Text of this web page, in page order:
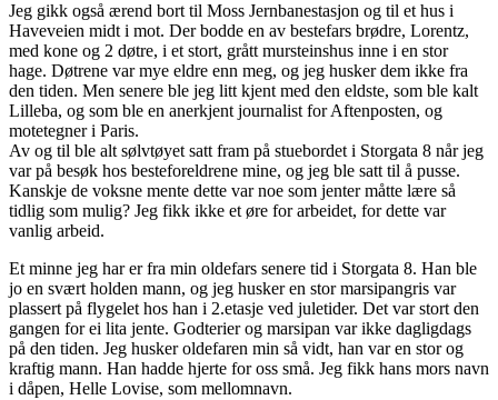
Jeg gikk også ærend bort til Moss Jernbanestasjon og til et hus i
Haveveien midt i mot. Der bodde en av bestefars brødre, Lorentz,
med kone og 2 døtre, i et stort, grått mursteinshus inne i en stor
hage. Døtrene var mye eldre enn meg, og jeg husker dem ikke fra
den tiden. Men senere ble jeg litt kjent med den eldste, som ble kalt
Lilleba, og som ble en anerkjent journalist for Aftenposten, og
motetegner i Paris.
Av og til ble alt sølvtøyet satt fram på stuebordet i Storgata 8 når jeg
var på besøk hos besteforeldrene mine, og jeg ble satt til å pusse.
Kanskje de voksne mente dette var noe som jenter måtte lære så
tidlig som mulig? Jeg fikk ikke et øre for arbeidet, for dette var
vanlig arbeid.
Et minne jeg har er fra min oldefars senere tid i Storgata 8. Han ble
jo en svært holden mann, og jeg husker en stor marsipangris var
plassert på flygelet hos han i 2.etasje ved juletider. Det var stort den
gangen for ei lita jente. Godterier og marsipan var ikke dagligdags
på den tiden. Jeg husker oldefaren min så vidt, han var en stor og
kraftig mann. Han hadde hjerte for oss små. Jeg fikk hans mors navn
i dåpen, Helle Lovise, som mellomnavn.